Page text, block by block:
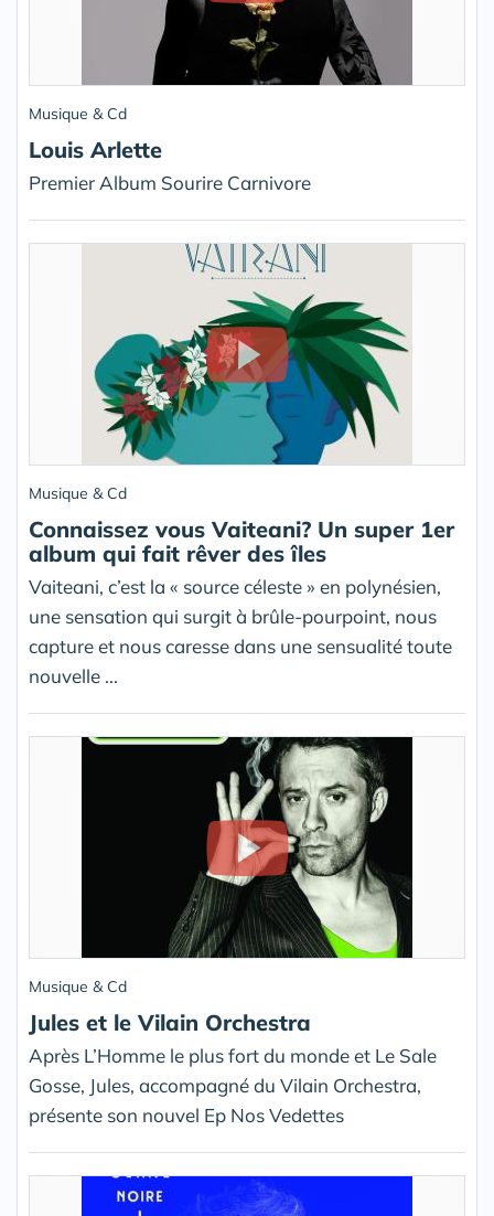
Musique & Cd
Louis Arlette
Premier Album Sourire Carnivore
Musique & Cd
Connaissez vous Vaiteani? Un super 1er
album qui fait rêver des îles
Vaiteani, c’est la « source céleste » en polynésien,
une sensation qui surgit à brûle-pourpoint, nous
capture et nous caresse dans une sensualité toute
nouvelle ...
Musique & Cd
Jules et le Vilain Orchestra
Après L’Homme le plus fort du monde et Le Sale
Gosse, Jules, accompagné du Vilain Orchestra,
présente son nouvel Ep Nos Vedettes